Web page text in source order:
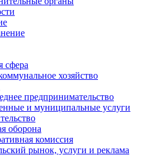
сфера
хозяйство
предпринимательство
и муниципальные услуги
оборона
комиссия
рынок, услуги и реклама